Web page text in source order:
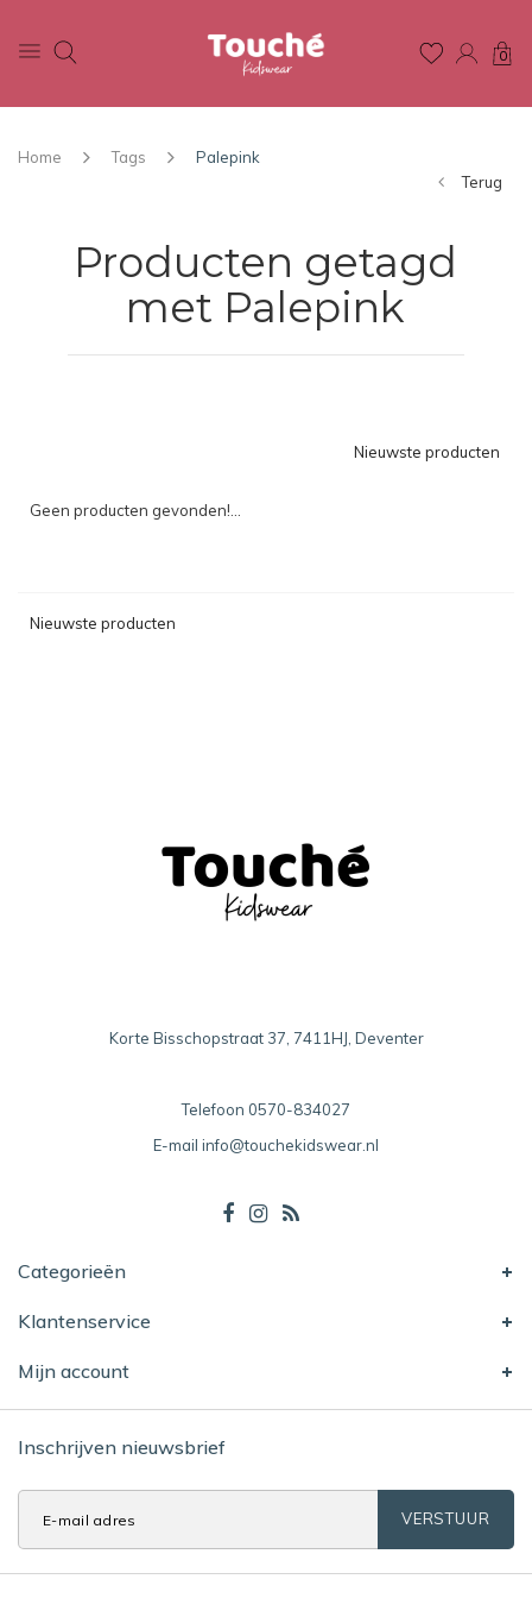
0
Home Tags
Palepink
Terug
Producten getagd
met Palepink
Nieuwste producten
Geen producten gevonden!...
Nieuwste producten
Korte Bisschopstraat 37, 7411HJ, Deventer
Telefoon 0570-834027
E-mail info@touchekidswear.nl
Categorieën
Klantenservice
Mijn account
Inschrijven nieuwsbrief
VERSTUUR